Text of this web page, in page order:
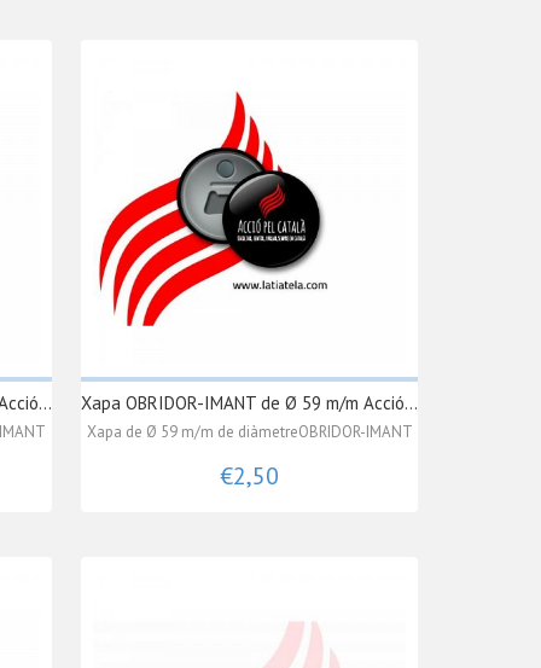
Xapa OBRIDOR-IMANT de Ø 59 m/m Acció...
Xapa de Ø 59 m/m de diàmetreOBRIDOR-IMANT
€2,50